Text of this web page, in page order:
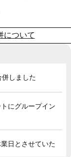
について
しました
にグループイン
日とさせていた